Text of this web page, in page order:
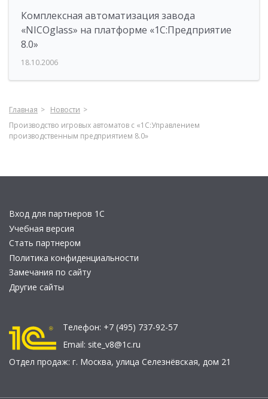
Комплексная автоматизация завода
«NICOglass» на платформе «1С:Предприятие
8.0»
18.10.2006
Главная
Новости
Производство игровых автоматов с «1С:Управлением
производственным предприятием 8.0»
Вход для партнеров 1С
Учебная версия
Стать партнером
Политика конфиденциальности
Замечания по сайту
Другие сайты
Телефон: +7 (495) 737-92-57
Email: site_v8@1c.ru
Отдел продаж: г. Москва, улица Селезнёвская, дом 21